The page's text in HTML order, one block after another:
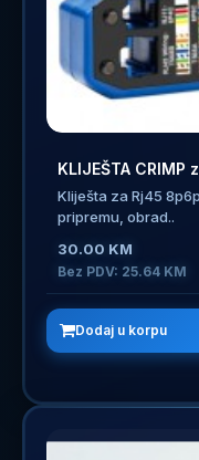
KLIJEŠTA
Kliješta za Rj45
pripremu, obrad..
30.00 KM
Bez PDV: 25.64 KM
Dodaj u korpu